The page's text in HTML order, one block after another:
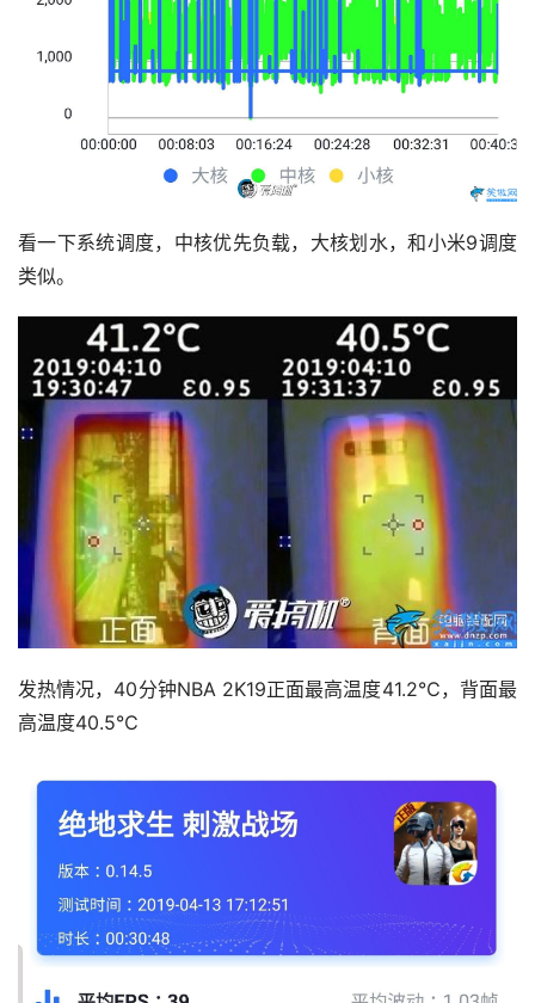
看一下系统调度，中核优先负载，大核划水，和小米9调度
类似。
发热情况，40分钟NBA 2K19正面最高温度41.2℃，背面最
高温度40.5℃